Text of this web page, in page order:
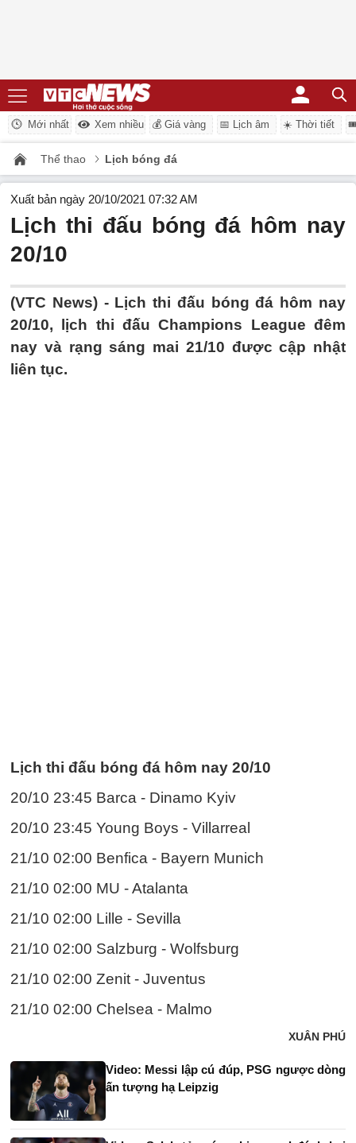
Mới nhất Xem nhiều 💰 Giá vàng 📅 Lịch âm ☀️ Thời tiết
Thể thao Lịch bóng đá
Xuất bản ngày 20/10/2021 07:32 AM
Lịch thi đấu bóng đá hôm nay
20/10
(VTC News) - Lịch thi đấu bóng đá hôm nay
20/10, lịch thi đấu Champions League đêm
nay và rạng sáng mai 21/10 được cập nhật
liên tục.
Lịch thi đấu bóng đá hôm nay 20/10
20/10 23:45 Barca - Dinamo Kyiv
20/10 23:45 Young Boys - Villarreal
21/10 02:00 Benfica - Bayern Munich
21/10 02:00 MU - Atalanta
21/10 02:00 Lille - Sevilla
21/10 02:00 Salzburg - Wolfsburg
21/10 02:00 Zenit - Juventus
21/10 02:00 Chelsea - Malmo
XUÂN PHÚ
Video: Messi lập cú đúp, PSG ngược dòng
ấn tượng hạ Leipzig